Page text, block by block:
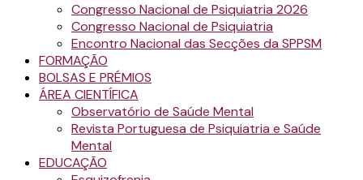
Congresso Nacional de Psiquiatria 2026
Congresso Nacional de Psiquiatria
Encontro Nacional das Secções da SPPSM
FORMAÇÃO
BOLSAS E PRÉMIOS
ÁREA CIENTÍFICA
Observatório de Saúde Mental
Revista Portuguesa de Psiquiatria e Saúde
Mental
EDUCAÇÃO